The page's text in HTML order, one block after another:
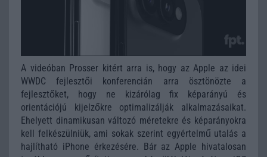
A videóban Prosser kitért arra is, hogy az Apple az idei
WWDC fejlesztői konferencián arra ösztönözte a
fejlesztőket, hogy ne kizárólag fix képarányú és
orientációjú kijelzőkre optimalizálják alkalmazásaikat.
Ehelyett dinamikusan változó méretekre és képarányokra
kell felkészülniük, ami sokak szerint egyértelmű utalás a
hajlítható iPhone érkezésére. Bár az Apple hivatalosan